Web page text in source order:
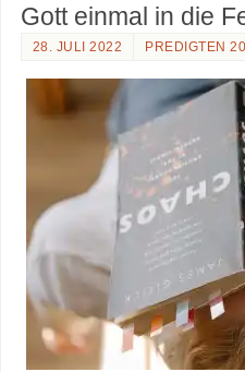
Gott einmal in die
28. JULI 2022 PREDIGTEN